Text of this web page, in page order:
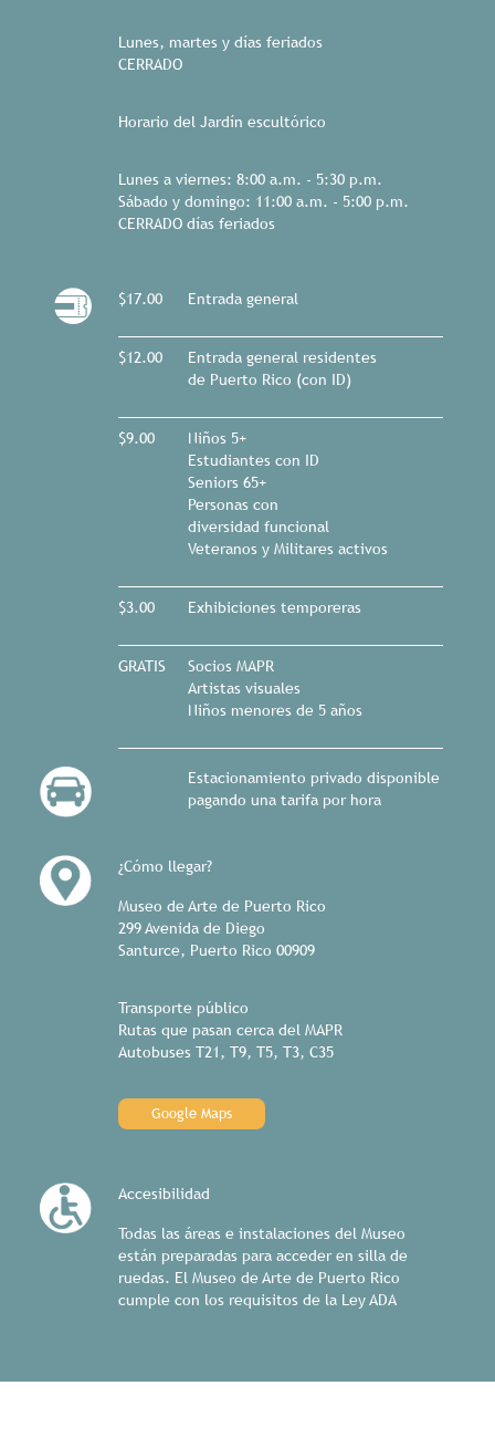
Lunes, martes y días feriados
CERRADO
Horario del Jardín escultórico
Lunes a viernes: 8:00 a.m. - 5:30 p.m.
Sábado y domingo: 11:00 a.m. - 5:00 p.m.
CERRADO días feriados
$17.00 Entrada general
$12.00
Entrada general residentes
de Puerto Rico (con ID)
$9.00
Niños 5+
Estudiantes con ID
Seniors 65+
Personas con
diversidad funcional
Veteranos y Militares activos
$3.00 Exhibiciones temporeras
GRATIS
Socios MAPR
Artistas visuales
Niños menores de 5 años
Estacionamiento privado disponible
pagando una tarifa por hora
¿Cómo llegar?
Museo de Arte de Puerto Rico
299 Avenida de Diego
Santurce, Puerto Rico 00909
Transporte público
Rutas que pasan cerca del MAPR
Autobuses T21, T9, T5, T3, C35
Google Maps
Accesibilidad
Todas las áreas e instalaciones del Museo
están preparadas para acceder en silla de
ruedas. El Museo de Arte de Puerto Rico
cumple con los requisitos de la Ley ADA